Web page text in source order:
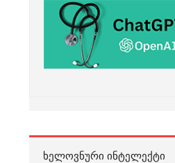
ᲮᲔᲚᲝᲕᲜᲣᲠᲘ ᲘᲜᲢᲔᲚᲔᲥᲢᲘ